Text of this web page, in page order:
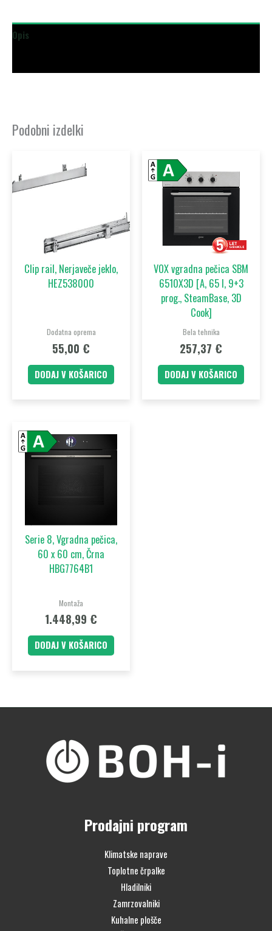
Opis
Podobni izdelki
Clip rail, Nerjaveče jeklo,
HEZ538000
Dodatna oprema
55,00 €
DODAJ V KOŠARICO
VOX vgradna pečica SBM
6510X3D [A, 65 l, 9+3
prog., SteamBase, 3D
Cook]
Bela tehnika
257,37 €
DODAJ V KOŠARICO
Serie 8, Vgradna pečica,
60 x 60 cm, Črna
HBG7764B1
Montaža
1.448,99 €
DODAJ V KOŠARICO
Prodajni program
Klimatske naprave
Toplotne črpalke
Hladilniki
Zamrzovalniki
Kuhalne plošče